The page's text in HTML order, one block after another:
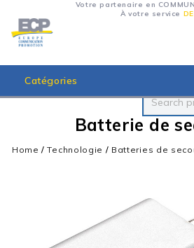
Votre partenaire en
À votre service
Catégories
Batterie de
Home /Technologie / Batteries de